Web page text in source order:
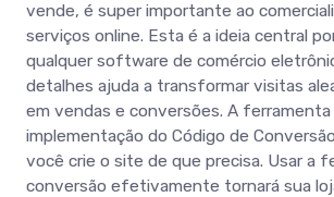
vende, é super importante ao
serviços online. Esta é a ideia central
qualquer software de comércio
detalhes ajuda a transformar visitas
em vendas e conversões. A ferramenta
implementação do Código de
você crie o site de que precisa. Usar a
conversão efetivamente tornará sua